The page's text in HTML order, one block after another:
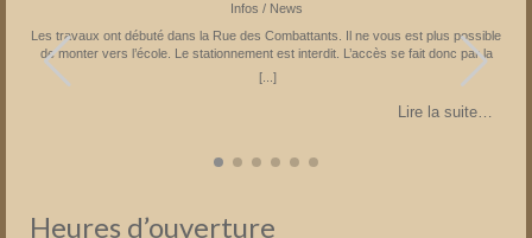
Infos / News
Les travaux ont débuté dans la Rue des Combattants. Il ne vous est plus possible
de monter vers l’école. Le stationnement est interdit. L’accès se fait donc par la
Rue du Château suivie par la Rue de l’Eglise. Parking à l’église ou à la Place
Fechere. Attention sens de circulation unique sur la Place Féchère. Fin prévue en
[...]
Lire la suite…
Heures d’ouverture